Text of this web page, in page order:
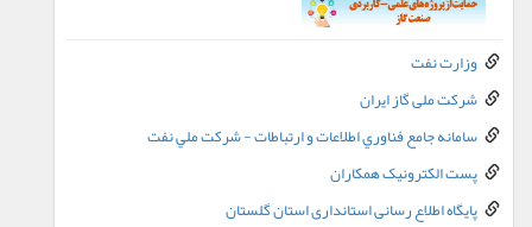
وزارت نفت
شرکت ملی گاز ایران
سامانه جامع فناوري اطلاعات و ارتباطات - شرکت ملي نفت
پست الکترونيک همکاران
پایگاه اطلاع رسانی استانداری استان گلستان